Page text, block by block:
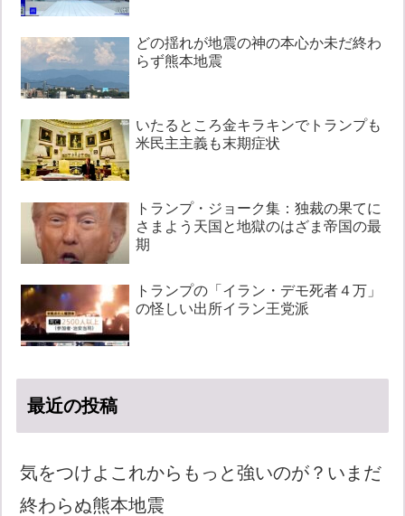
どの揺れが地震の神の本心か未だ終わ
らず熊本地震
いたるところ金キラキンでトランプも
米民主主義も末期症状
トランプ・ジョーク集：独裁の果てに
さまよう天国と地獄のはざま帝国の最
期
トランプの「イラン・デモ死者４万」
の怪しい出所イラン王党派
最近の投稿
気をつけよこれからもっと強いのが？いまだ
終わらぬ熊本地震